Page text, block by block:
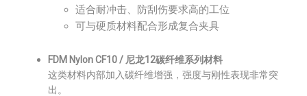
适合耐冲击、防刮伤要求高的工位
可与硬质材料配合形成复合夹具
FDM Nylon CF10 / 尼龙12碳纤维系列材料
这类材料内部加入碳纤维增强，强度与刚性表现非常突
出。